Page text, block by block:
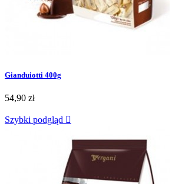
Gianduiotti 400g
54,90 zł
Szybki podgląd 